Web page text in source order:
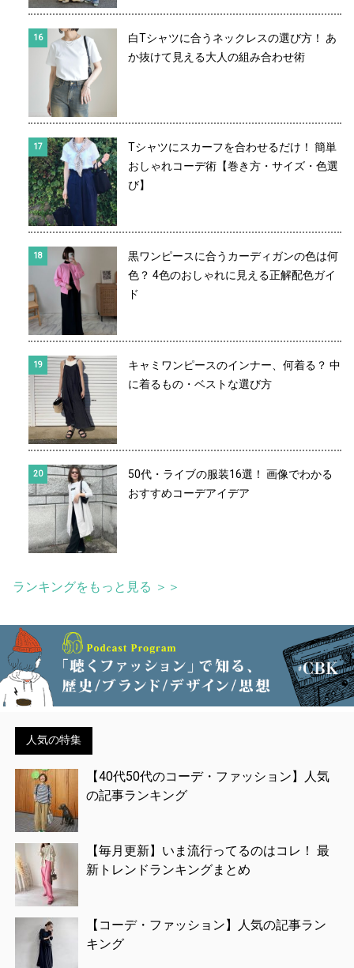
白Tシャツに合うネックレスの選び方！ あ
か抜けて見える大人の組み合わせ術
Tシャツにスカーフを合わせるだけ！ 簡単
おしゃれコーデ術【巻き方・サイズ・色選
び】
黒ワンピースに合うカーディガンの色は何
色？ 4色のおしゃれに見える正解配色ガイ
ド
キャミワンピースのインナー、何着る？ 中
に着るもの・ベストな選び方
50代・ライブの服装16選！ 画像でわかる
おすすめコーデアイデア
ランキングをもっと見る ＞＞
人気の特集
【40代50代のコーデ・ファッション】人気
の記事ランキング
【毎月更新】いま流行ってるのはコレ！ 最
新トレンドランキングまとめ
【コーデ・ファッション】人気の記事ラン
キング